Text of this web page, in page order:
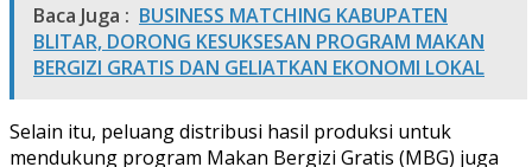
Baca Juga : BUSINESS MATCHING KABUPATEN
BLITAR, DORONG KESUKSESAN PROGRAM MAKAN
BERGIZI GRATIS DAN GELIATKAN EKONOMI LOKAL
Selain itu, peluang distribusi hasil produksi untuk
mendukung program Makan Bergizi Gratis (MBG) juga